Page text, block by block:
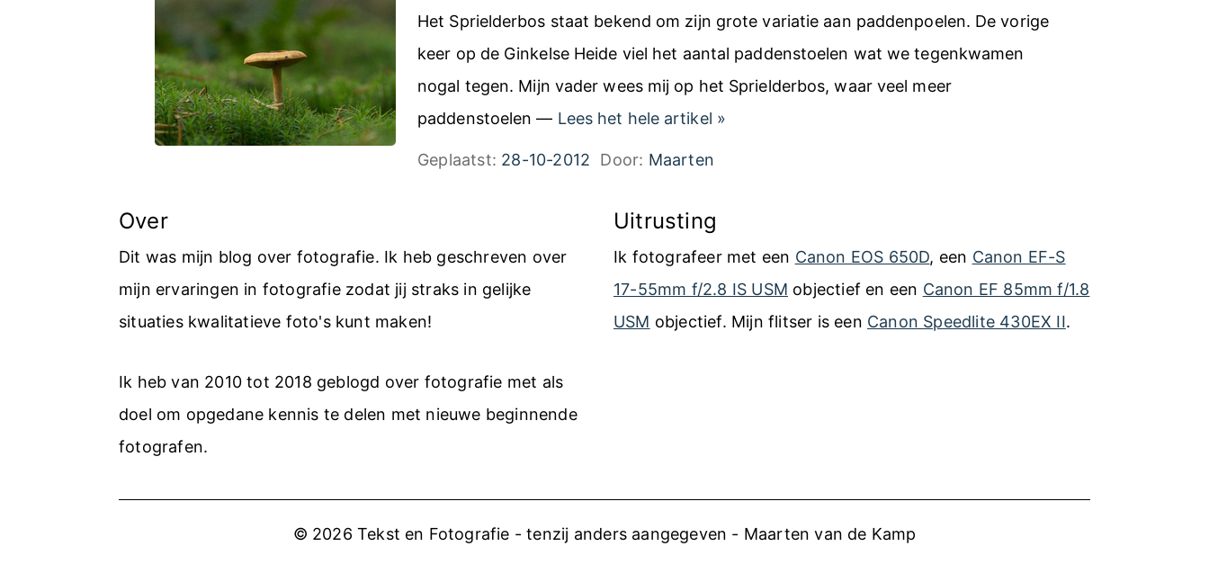
i
p
s
v
a
Het Sprielderbos staat bekend om zijn grote variatie aan paddenpoelen. De vorige
keer op de Ginkelse Heide viel het aantal paddenstoelen wat we tegenkwamen
nogal tegen. Mijn vader wees mij op het Sprielderbos, waar veel meer
paddenstoelen — Lees het hele artikel H
r
i
b
o
»
Geplaatst: 28-10-2012 Door: Maarten
Over
Dit was mijn blog over fotografie. Ik heb geschreven over
mijn ervaringen in fotografie zodat jij straks in gelijke
situaties kwalitatieve foto's kunt maken!
Ik heb van 2010 tot 2018 geblogd over fotografie met als
doel om opgedane kennis te delen met nieuwe beginnende
fotografen.
Uitrusting
Ik fotografeer met een Canon EOS 650D, een Canon EF-S
17-55mm f/2.8 IS USM objectief en een Canon EF 85mm f/1.8
USM objectief. Mijn flitser is een Canon Speedlite 430EX II.
© 2026 Tekst en Fotografie - tenzij anders aangegeven - Maarten van de Kamp